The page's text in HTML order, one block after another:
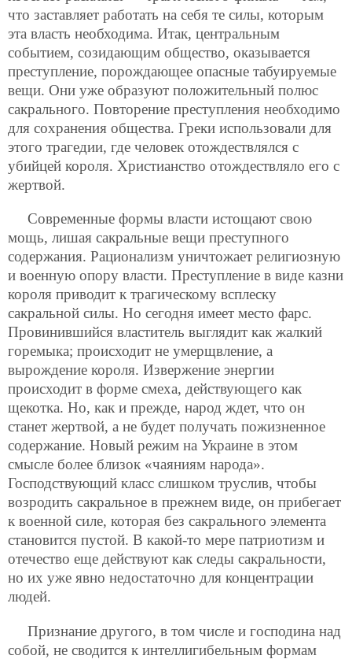
что заставляет работать на себя те силы, которым
эта власть необходима. Итак, центральным
событием, созидающим общество, оказывается
преступление, порождающее опасные табуируемые
вещи. Они уже образуют положительный полюс
сакрального. Повторение преступления необходимо
для сохранения общества. Греки использовали для
этого трагедии, где человек отождествлялся с
убийцей короля. Христианство отождествляло его с
жертвой.
Современные формы власти истощают свою
мощь, лишая сакральные вещи преступного
содержания. Рационализм уничтожает религиозную
и военную опору власти. Преступление в виде казни
короля приводит к трагическому всплеску
сакральной силы. Но сегодня имеет место фарс.
Провинившийся властитель выглядит как жалкий
горемыка; происходит не умерщвление, а
вырождение короля. Извержение энергии
происходит в форме смеха, действующего как
щекотка. Но, как и прежде, народ ждет, что он
станет жертвой, а не будет получать пожизненное
содержание. Новый режим на Украине в этом
смысле более близок «чаяниям народа».
Господствующий класс слишком труслив, чтобы
возродить сакральное в прежнем виде, он прибегает
к военной силе, которая без сакрального элемента
становится пустой. В какой-то мере патриотизм и
отечество еще действуют как следы сакральности,
но их уже явно недостаточно для концентрации
людей.
Признание другого, в том числе и господина над
собой, не сводится к интеллигибельным формам